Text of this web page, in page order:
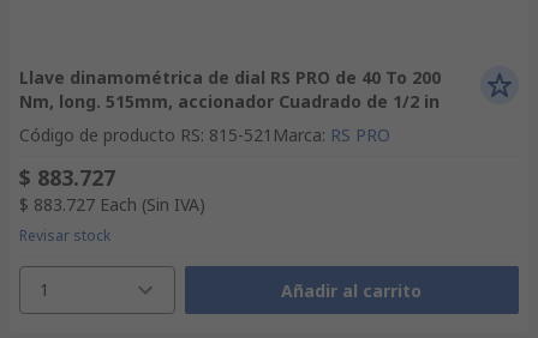
Llave dinamométrica de dial RS PRO de 40 To 200
Nm, long. 515mm, accionador Cuadrado de 1/2 in
Código de producto RS: 815-521 Marca: RS PRO
$ 883.727
$ 883.727 Each (Sin IVA)
Revisar stock
1 Añadir al carrito